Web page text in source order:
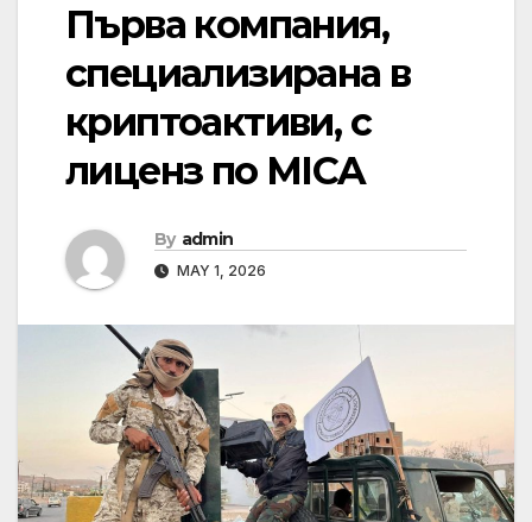
Първа компания,
специализирана в
криптоактиви, с
лиценз по MICA
By admin
MAY 1, 2026